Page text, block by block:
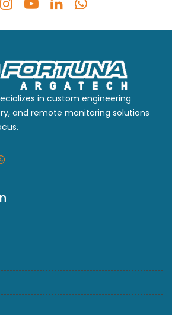
in custom engineering
and remote monitoring solutions